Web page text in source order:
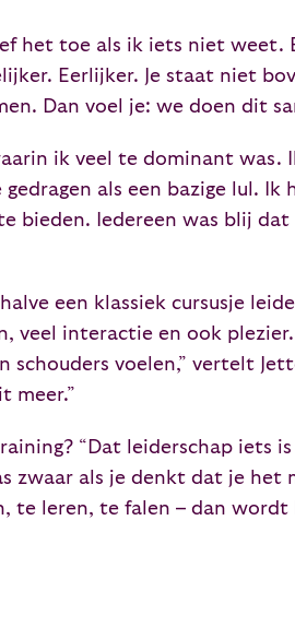
het toe als ik iets niet weet.
Eerlijker. Je staat niet
Dan voel je: we doen dit
ik veel te dominant was.
als een bazige lul. Ik
bieden. Iedereen was blij
een klassiek cursusje
veel interactie en ook
voelen,” vertelt
meer.”
“Dat leiderschap iets
zwaar als je denkt dat je het
te leren, te falen – dan